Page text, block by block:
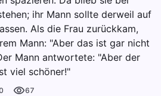
ihr Mann sollte derweil auf
Als die Frau zurückkam,
Mann: "Aber das ist gar nicht
Mann antwortete: "Aber der
viel schöner!"
67